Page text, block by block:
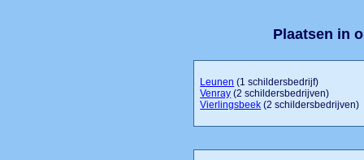
Plaatsen in
Leunen (1 schildersbedrijf)
Venray (2 schildersbedrijven)
Vierlingsbeek (2 schildersbedrijven)